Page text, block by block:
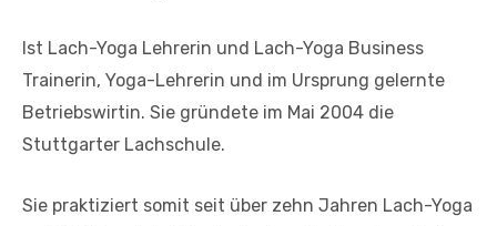
Ist Lach-Yoga Lehrerin und Lach-Yoga Business
Trainerin, Yoga-Lehrerin und im Ursprung gelernte
Betriebswirtin. Sie gründete im Mai 2004 die
Stuttgarter Lachschule.
Sie praktiziert somit seit über zehn Jahren Lach-Yoga